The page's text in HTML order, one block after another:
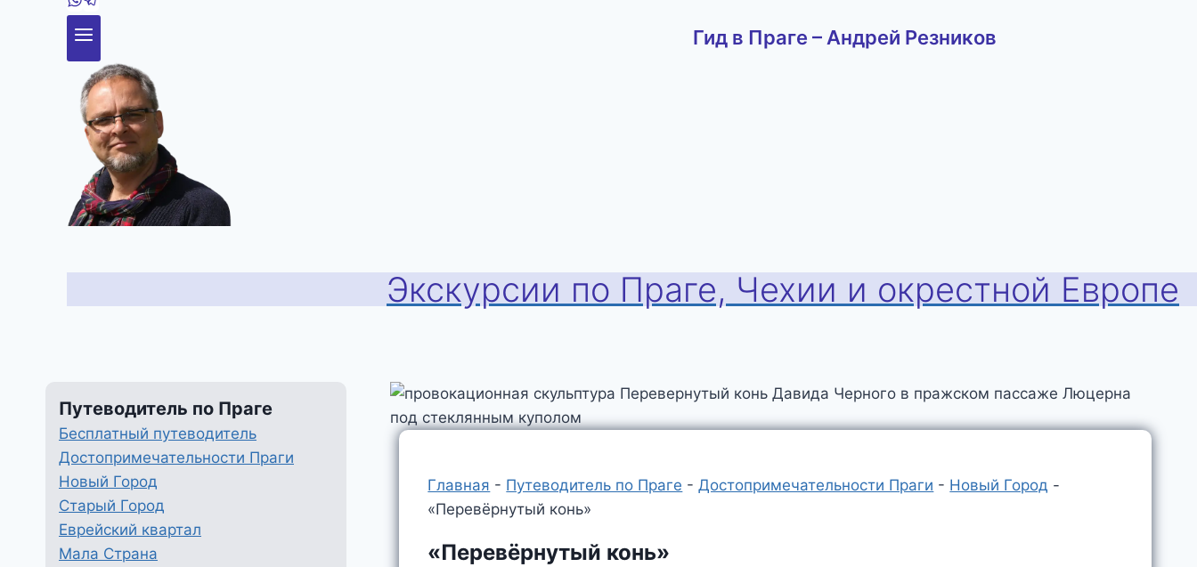
Гид в Праге – Андрей Резников
Экскурсии по Праге, Чехии и окрестной Европе
Главная - Путеводитель по Праге -Достопримечательности Праги - Новый Город -
«Перевёрнутый конь»
«Перевёрнутый конь»
Путеводитель по Праге
Бесплатный путеводитель
Достопримечательности Праги
Новый Город
Старый Город
Еврейский квартал
Мала Страна